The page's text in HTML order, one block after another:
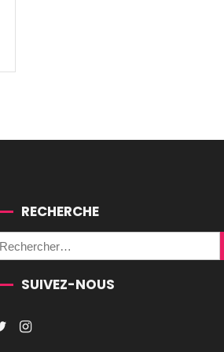
RECHERCHE
SUIVEZ-NOUS